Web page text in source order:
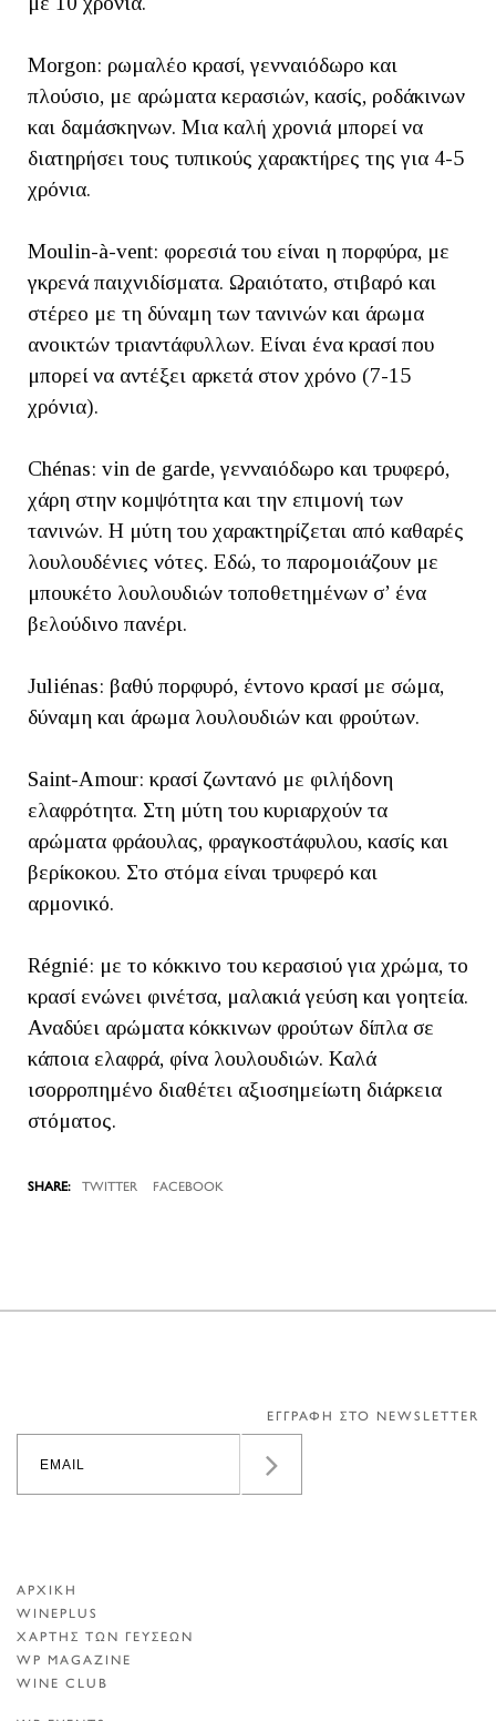
Morgon: ρωμαλέο κρασί, γενναιόδωρο και
πλούσιο, με αρώματα κερασιών, κασίς, ροδάκινων
και δαμάσκηνων. Μια καλή χρονιά μπορεί να
διατηρήσει τους τυπικούς χαρακτήρες της για 4-5
χρόνια.
Moulin-à-vent: φορεσιά του είναι η πορφύρα, με
γκρενά παιχνιδίσματα. Ωραιότατο, στιβαρό και
στέρεο με τη δύναμη των τανινών και άρωμα
ανοικτών τριαντάφυλλων. Είναι ένα κρασί που
μπορεί να αντέξει αρκετά στον χρόνο (7-15
χρόνια).
Chénas: vin de garde, γενναιόδωρο και τρυφερό,
χάρη στην κομψότητα και την επιμονή των
τανινών. Η μύτη του χαρακτηρίζεται από καθαρές
λουλουδένιες νότες. Εδώ, το παρομοιάζουν με
μπουκέτο λουλουδιών τοποθετημένων σ’ ένα
βελούδινο πανέρι.
Juliénas: βαθύ πορφυρό, έντονο κρασί με σώμα,
δύναμη και άρωμα λουλουδιών και φρούτων.
Saint-Amour: κρασί ζωντανό με φιλήδονη
ελαφρότητα. Στη μύτη του κυριαρχούν τα
αρώματα φράουλας, φραγκοστάφυλου, κασίς και
βερίκοκου. Στο στόμα είναι τρυφερό και
αρμονικό.
Régnié: με το κόκκινο του κερασιού για χρώμα, το
κρασί ενώνει φινέτσα, μαλακιά γεύση και γοητεία.
Αναδύει αρώματα κόκκινων φρούτων δίπλα σε
κάποια ελαφρά, φίνα λουλουδιών. Καλά
ισορροπημένο διαθέτει αξιοσημείωτη διάρκεια
στόματος.
TWITTER FACEBOOK
ΕΓΓΡΑΦΗ ΣΤΟ NEWSLETTER
ΑΡΧΙΚΗ
WINEPLUS
ΧΑΡΤΗΣ ΤΩΝ ΓΕΥΣΕΩΝ
WP MAGAZINE
WINE CLUB